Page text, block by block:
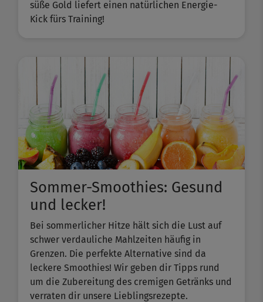
süße Gold liefert einen natürlichen Energie-
Kick fürs Training!
Sommer-Smoothies: Gesund
und lecker!
Bei sommerlicher Hitze hält sich die Lust auf
schwer verdauliche Mahlzeiten häufig in
Grenzen. Die perfekte Alternative sind da
leckere Smoothies! Wir geben dir Tipps rund
um die Zubereitung des cremigen Getränks und
verraten dir unsere Lieblingsrezepte.